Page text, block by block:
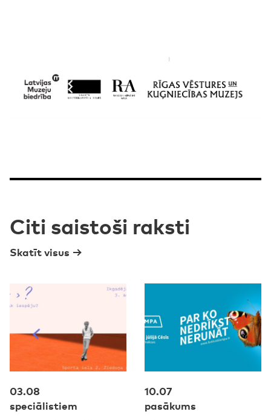
Citi saistoši raksti
Skatīt visus
03.08
speciālistiem
10.07
pasākums